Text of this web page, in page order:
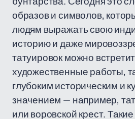
образов и символов,
людям выражать свою
историю и даже
татуировок можно
художественные работы,
глубоким историческим и
значением — например,
или воровской крест.